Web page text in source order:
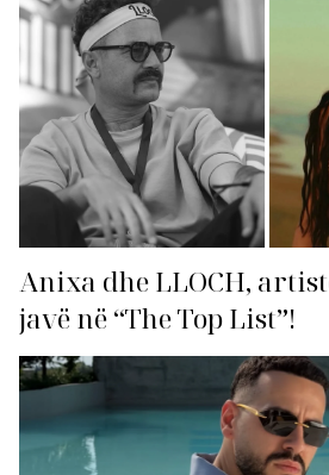
Anixa dhe LLOCH,
javë në “The Top List”!